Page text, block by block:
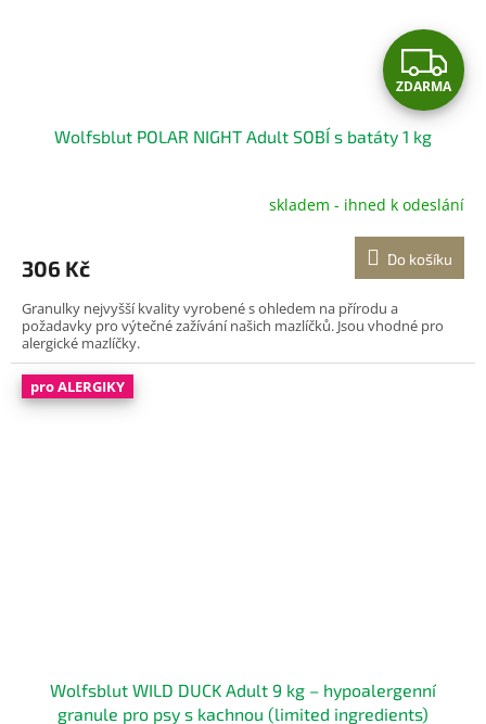
Z
D
R
M
A
ZDARMA
Wolfsblut POLAR NIGHT Adult SOBÍ s batáty 1 kg
skladem - ihned k odeslání
306 Kč Do košíku
Granulky nejvyšší kvality vyrobené s ohledem na přírodu a
požadavky pro výtečné zažívání našich mazlíčků. Jsou vhodné pro
alergické mazlíčky.
pro ALERGIKY
Wolfsblut WILD DUCK Adult 9 kg – hypoalergenní
granule pro psy s kachnou (limited ingredients)